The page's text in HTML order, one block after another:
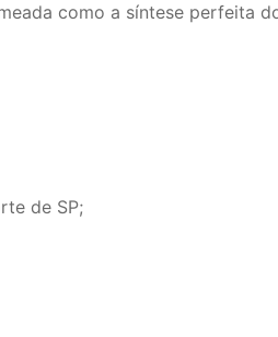
como a síntese perfeita
de SP;